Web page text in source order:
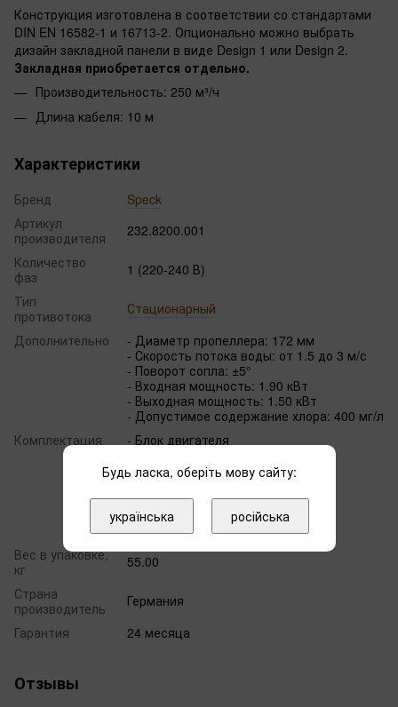
Конструкция изготовлена в соответствии со стандартами
DIN EN 16582-1 и 16713-2. Опционально можно выбрать
дизайн закладной панели в виде Design 1 или Design 2.
Закладная приобретается отдельно.
Производительность: 250 м³/ч
Длина кабеля: 10 м
Характеристики
Бренд
Speck
Артикул
производителя
232.8200.001
Количество
фаз
1 (220-240 В)
Тип
противотока
Стационарный
Дополнительно
- Диаметр пропеллера: 172 мм
- Скорость потока воды: от 1.5 до 3 м/с
- Поворот сопла: ±5°
- Входная мощность: 1.90 кВт
- Выходная мощность: 1.50 кВт
- Допустимое содержание хлора: 400 мг/л
Комплектация
- Блок двигателя
- Блок управления
- Дистанционное управление
- Винты
- Соединительный кабель,
экранированный: 10 м
Вес в упаковке,
кг
55.00
Страна
производитель
Германия
Гарантия
24 месяца
Отзывы
Будь ласка, оберіть мову сайту:
українська російська